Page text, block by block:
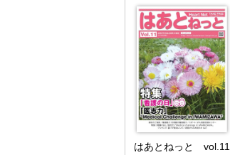
はあとねっと vol.11